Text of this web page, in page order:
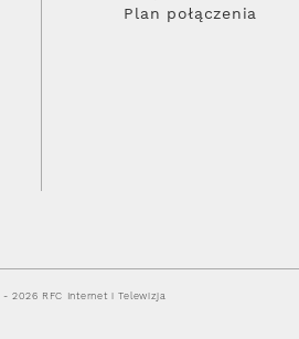
Plan połączenia
- 2026 RFC Internet i Telewizja